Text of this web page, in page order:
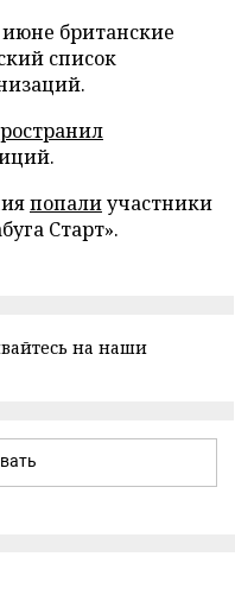
британские
список
попалиучастники
Старт».
на наши